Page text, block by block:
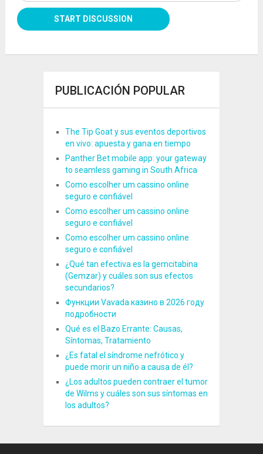
PUBLICACIÓN POPULAR
The Tip Goat y sus eventos deportivos
en vivo: apuesta y gana en tiempo
Panther Bet mobile app: your gateway
to seamless gaming in South Africa
Como escolher um cassino online
seguro e confiável
Como escolher um cassino online
seguro e confiável
Como escolher um cassino online
seguro e confiável
¿Qué tan efectiva es la gemcitabina
(Gemzar) y cuáles son sus efectos
secundarios?
Функции Vavada казино в 2026 году
подробности
Qué es el Bazo Errante: Causas,
Síntomas, Tratamiento
¿Es fatal el síndrome nefrótico y
puede morir un niño a causa de él?
¿Los adultos pueden contraer el tumor
de Wilms y cuáles son sus síntomas en
los adultos?